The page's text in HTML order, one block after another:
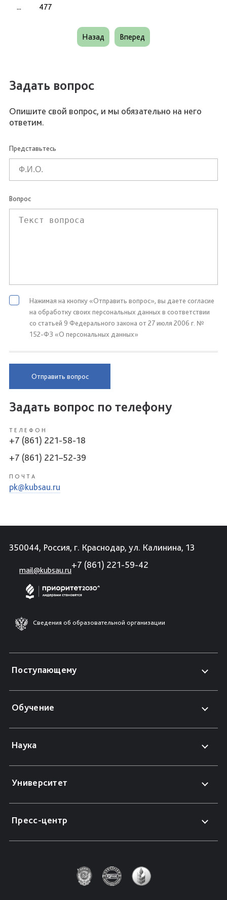
... 477
Назад Вперед
Задать вопрос
Опишите свой вопрос, и мы обязательно на него
ответим.
Представьтесь
Вопрос
Нажимая на кнопку «Отправить вопрос», вы даете согласие
на обработку своих персональных данных в соответствии
со статьей 9 Федерального закона от 27 июля 2006 г. №
152-ФЗ «О персональных данных»
Отправить вопрос
Задать вопрос по телефону
ТЕЛЕФОН
+7 (861) 221-58-18
+7 (861) 221–52-39
ПОЧТА
pk@kubsau.ru
350044, Россия, г. Краснодар, ул. Калинина, 13
mail@kubsau.ru
+7 (861) 221-59-42
Сведения об образовательной организации
Поступающему
Обучение
Наука
Университет
Пресс-центр